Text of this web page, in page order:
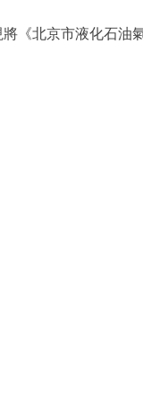
北京市液化石油氣